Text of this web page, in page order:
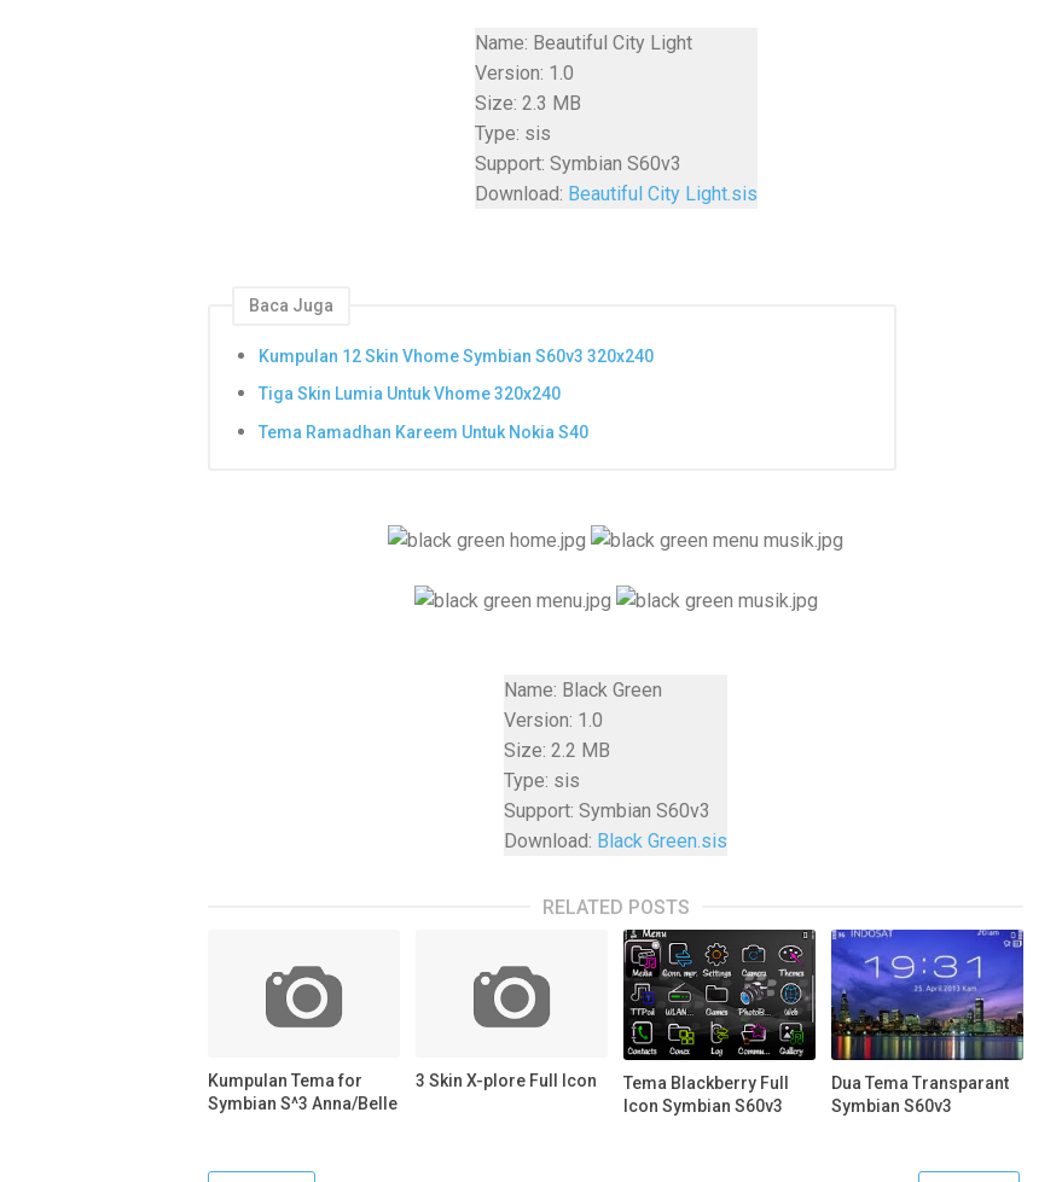
Name: Beautiful City Light
Version: 1.0
Size: 2.3 MB
Type: sis
Support: Symbian S60v3
Download: Beautiful City Light.sis
Baca Juga
Kumpulan 12 Skin Vhome Symbian S60v3 320x240
Tiga Skin Lumia Untuk Vhome 320x240
Tema Ramadhan Kareem Untuk Nokia S40
Name: Black Green
Version: 1.0
Size: 2.2 MB
Type: sis
Support: Symbian S60v3
Download: Black Green.sis
RELATED POSTS
Kumpulan Tema for
Symbian S^3 Anna/Belle
3 Skin X-plore Full Icon
Tema Blackberry Full
Icon Symbian S60v3
Dua Tema Transparant
Symbian S60v3